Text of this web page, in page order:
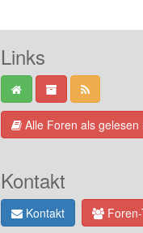
Links
Alle Foren als gelesen
Kontakt
Kontakt